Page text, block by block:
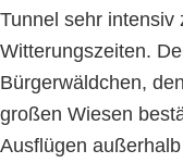
Tunnel sehr intensiv
Witterungszeiten.
Bürgerwäldchen,
großen Wiesen
Ausflügen